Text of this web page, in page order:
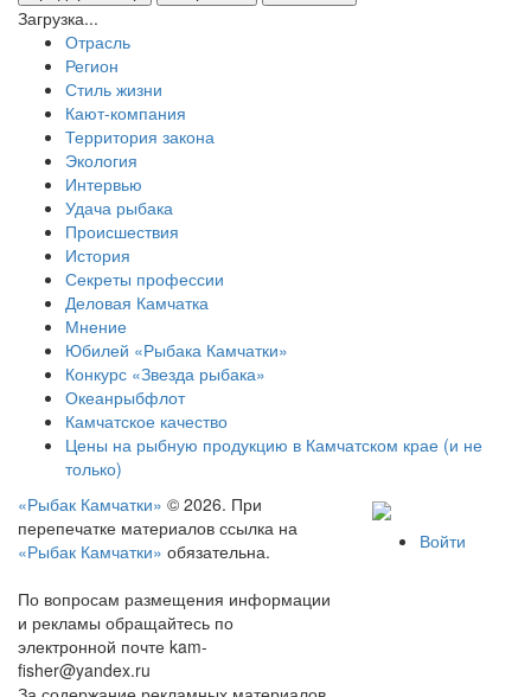
Загрузка...
Отрасль
Регион
Стиль жизни
Кают-компания
Территория закона
Экология
Интервью
Удача рыбака
Происшествия
История
Секреты профессии
Деловая Камчатка
Мнение
Юбилей «Рыбака Камчатки»
Конкурс «Звезда рыбака»
Океанрыбфлот
Камчатское качество
Цены на рыбную продукцию в Камчатском крае (и не
только)
«Рыбак Камчатки» © 2026. При
перепечатке материалов ссылка на
«Рыбак Камчатки» обязательна.
По вопросам размещения информации
и рекламы обращайтесь по
электронной почте kam-
fisher@yandex.ru
Войти